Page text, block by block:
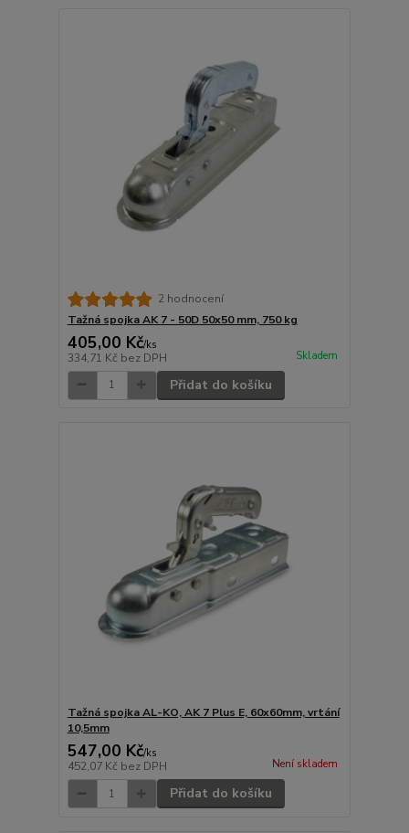
2 hodnocení
Tažná spojka AK 7 - 50D 50x50 mm, 750 kg
405,00 Kč/ks
334,71 Kč bez DPH Skladem
Přidat do košíku
Tažná spojka AL-KO, AK 7 Plus E, 60x60mm, vrtání
10,5mm
547,00 Kč/ks
452,07 Kč bez DPH Není skladem
Přidat do košíku